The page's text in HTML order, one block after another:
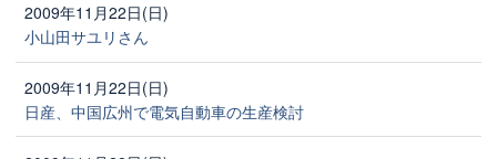
2009年11月22日(日)
小山田サユリさん
2009年11月22日(日)
日産、中国広州で電気自動車の生産検討